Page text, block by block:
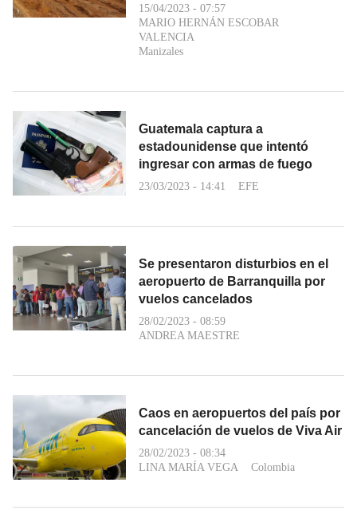
15/04/2023 - 07:57
MARIO HERNÁN ESCOBAR
VALENCIA
Manizales
Guatemala captura a
estadounidense que intentó
ingresar con armas de fuego
23/03/2023 - 14:41 EFE
Se presentaron disturbios en el
aeropuerto de Barranquilla por
vuelos cancelados
28/02/2023 - 08:59
ANDREA MAESTRE
Caos en aeropuertos del país por
cancelación de vuelos de Viva Air
28/02/2023 - 08:34
LINA MARÍA VEGA
Colombia